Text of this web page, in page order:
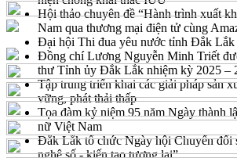
Hội thảo chuyên đề “Hành trình xuất
Nam qua thương mại điện tử cùng
Đại hội Thi đua yêu nước tỉnh Đắk Lắk
Đồng chí Lương Nguyễn Minh Triết
thư Tỉnh ủy Đắk Lắk nhiệm kỳ 2025 –
Tập trung triển khai các giải pháp sản
vững, phát thải thấp
Tọa đàm kỷ niệm 95 năm Ngày thành
nữ Việt Nam
Đắk Lắk tổ chức Ngày hội Chuyển đổi
nghệ số - kiến tạo tương lai”